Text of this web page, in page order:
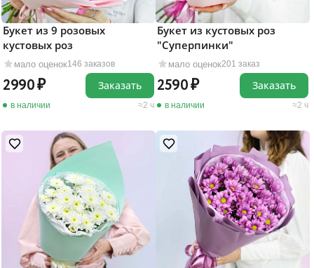
мало оценок146 заказов
Букет из 9 розовых
кустовых роз
2990
в наличии 2 ч
Заказать
мало оценок201 заказ
Букет из кустовых роз
"Суперпинки"
2590
в наличии 2 ч
Заказать